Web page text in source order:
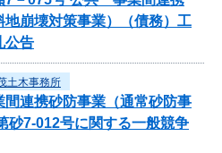
崩壊対策事業）（債務）工
公告
土木事務所
連携砂防事業（通常砂防事
砂7-012号に関する一般競争